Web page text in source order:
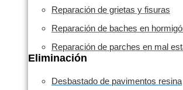
Reparación de grietas y fisuras
Reparación de baches en
Reparación de parches en mal
Eliminación
Desbastado de pavimentos resina